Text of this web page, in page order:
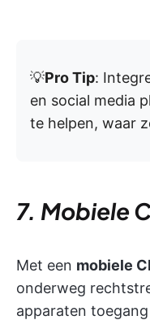
💡Pro Tip:
en social media
te helpen, waar
7. Mobiele
Met een mobiele
onderweg
apparaten